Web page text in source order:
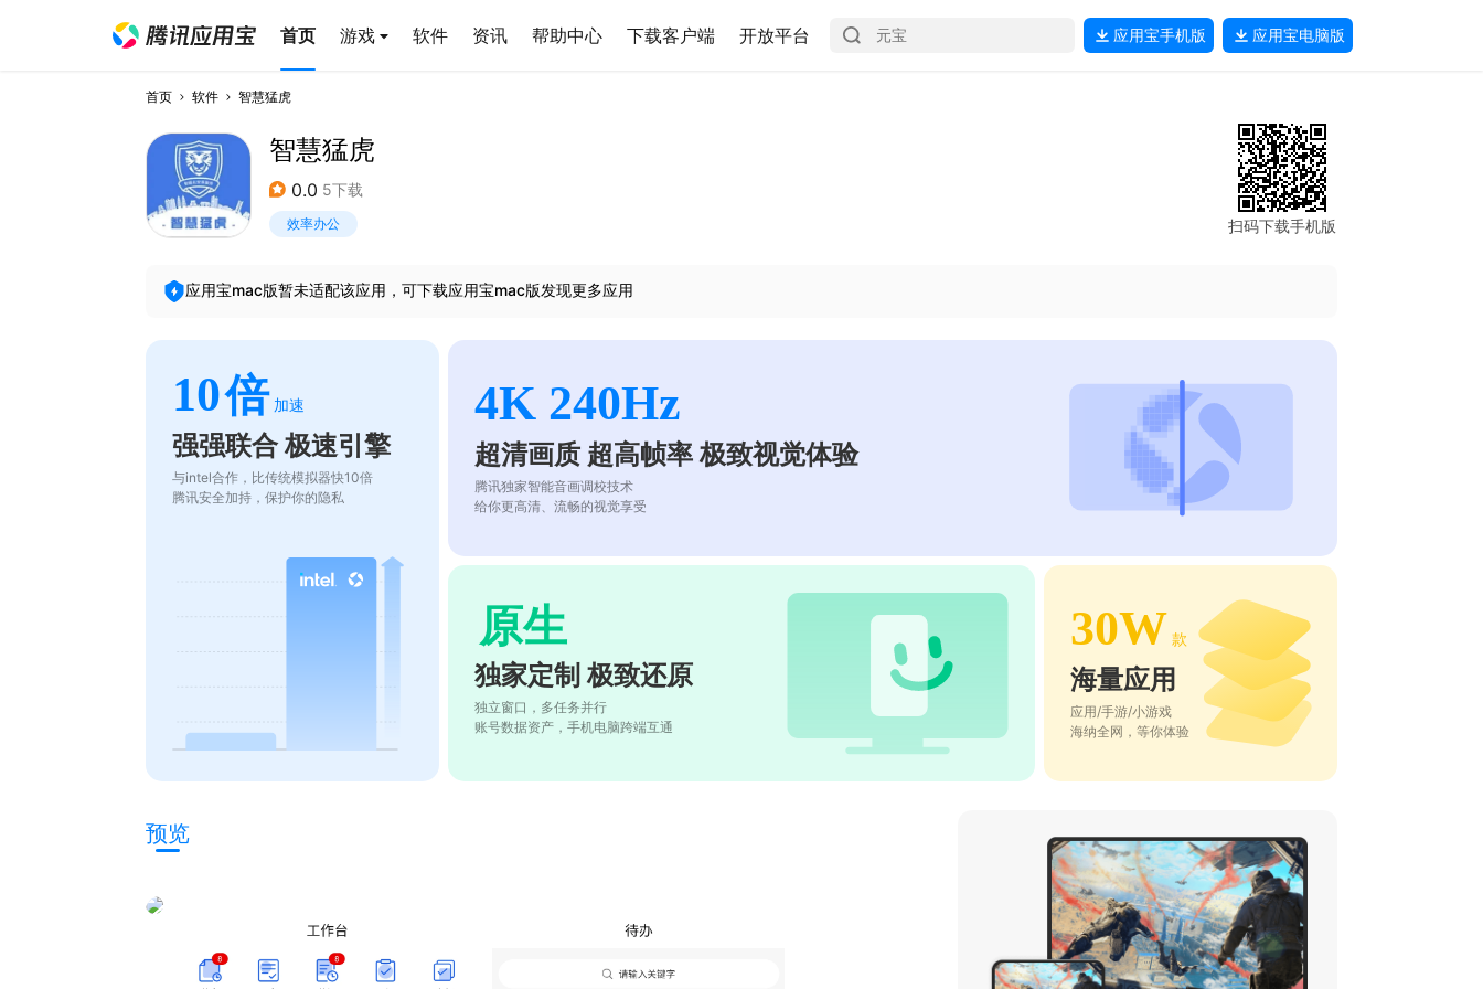
首页 游戏 软件 资讯 帮助中心 下载客户端 开放平台 应用宝手机版 应用宝电脑版
首页 软件 智慧猛虎
智慧猛虎
0.0 5下载
效率办公 扫码下载手机版
应用宝mac版暂未适配该应用，可下载应用宝mac版发现更多应用
10倍 加速
强强联合 极速引擎
与intel合作，比传统模拟器快10倍
腾讯安全加持，保护你的隐私
4K 240Hz
超清画质 超高帧率 极致视觉体验
腾讯独家智能音画调校技术
给你更高清、流畅的视觉享受
原生
独家定制 极致还原
独立窗口，多任务并行
账号数据资产，手机电脑跨端互通
30W 款
海量应用
应用/手游/小游戏
海纳全网，等你体验
预览